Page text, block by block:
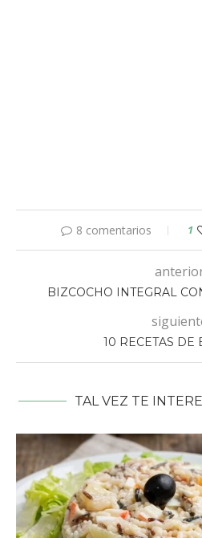
8 comentarios 1
BIZCOCHO INTEGRAL
10 RECETAS DE
TAL VEZ TE